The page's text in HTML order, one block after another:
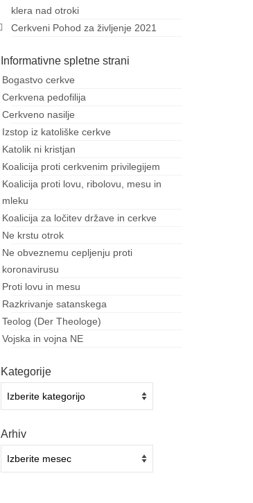
klera nad otroki
Cerkveni Pohod za življenje 2021
Informativne spletne strani
Bogastvo cerkve
Cerkvena pedofilija
Cerkveno nasilje
Izstop iz katoliške cerkve
Katolik ni kristjan
Koalicija proti cerkvenim privilegijem
Koalicija proti lovu, ribolovu, mesu in
mleku
Koalicija za ločitev države in cerkve
Ne krstu otrok
Ne obveznemu cepljenju proti
koronavirusu
Proti lovu in mesu
Razkrivanje satanskega
Teolog (Der Theologe)
Vojska in vojna NE
Kategorije
Arhiv